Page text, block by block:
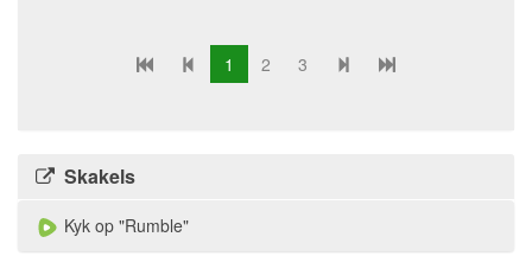
1 2 3
Skakels
Kyk op "Rumble"